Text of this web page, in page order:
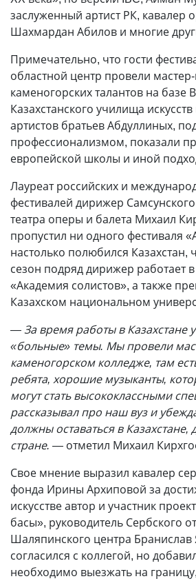
заслуженный артист РК, кавалер
Шахмардан Абилов и многие
Примечательно, что гости
областной центр провели мастер-
каменогорских талантов на базе
Казахстанского училища
артистов братьев Абдуллиных,
профессионализмом, показали
европейской школы и иной
Лауреат российских и
фестивалей дирижер
театра оперы и балета Михаил
пропустил ни одного фестиваля
настолько полюбился Казахстан,
сезон подряд дирижер работает
«Академия солистов», а также
Казахском национальном
— За время работы в Казахстане
«больные» темы. Мы провели
каменогорском колледже, там
ребята, хорошие музыканты,
могут стать высококлассными
рассказывал про наш вуз и
должны оставаться в
стране. — отметил Михаил
Свое мнение выразил кавалер
фонда Ирины Архиповой за
искусстве автор и участник
басы», руководитель Сербского
Шаляпинского центра Бранислав
согласился с коллегой, но
необходимо выезжать на